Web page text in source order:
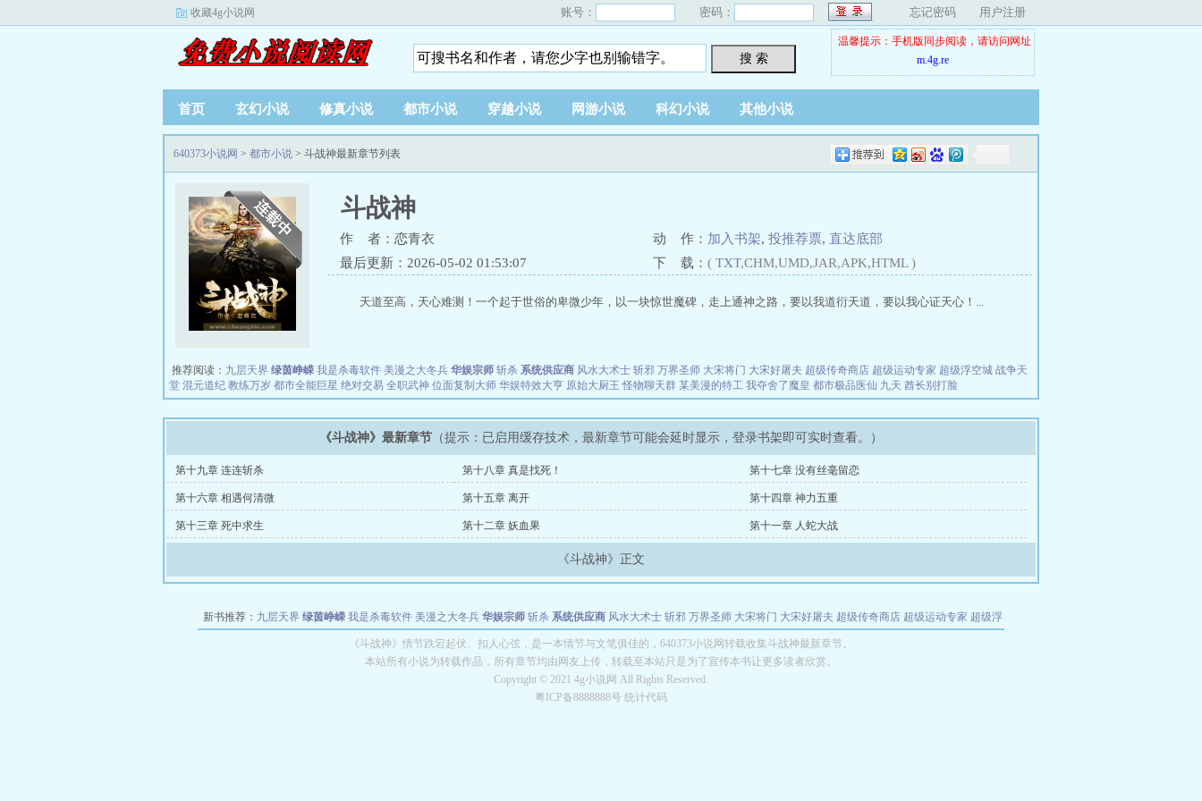
收藏4g小说网 账号： 密码： 忘记密码 用户注册
搜 索
温馨提示：手机版同步阅读，请访问网址
m.4g.re
首页 玄幻小说 修真小说 都市小说 穿越小说 网游小说 科幻小说 其他小说
640373小说网 > 都市小说 > 斗战神最新章节列表
斗战神
作 者：恋青衣 动 作： 加入书架, 投推荐票, 直达底部
最后更新：2026-05-02 01:53:07
下 载： ( TXT,CHM,UMD,JAR,APK,HTML )
天道至高，天心难测！一个起于世俗的卑微少年，以一块惊世魔碑，走上通神之路，要以我道衍天道，要以我心证天心！...
推荐阅读： 九层天界 绿茵峥嵘 我是杀毒软件 美漫之大冬兵 华娱宗师 斩杀 系统供应商 风水大术士 斩邪 万界圣师 大宋将门 大宋好屠夫 超级传奇商店 超级运动专家 超级浮空城 战争天
堂 混元道纪 教练万岁 都市全能巨星 绝对交易 全职武神 位面复制大师 华娱特效大亨 原始大厨王 怪物聊天群 某美漫的特工 我夺舍了魔皇 都市极品医仙 九天 酋长别打脸
《斗战神》最新章节 （提示：已启用缓存技术，最新章节可能会延时显示，登录书架即可实时查看。）
第十九章 连连斩杀 第十八章 真是找死！ 第十七章 没有丝毫留恋
第十六章 相遇何清微 第十五章 离开 第十四章 神力五重
第十三章 死中求生 第十二章 妖血果 第十一章 人蛇大战
《斗战神》正文
新书推荐： 九层天界 绿茵峥嵘 我是杀毒软件 美漫之大冬兵 华娱宗师 斩杀 系统供应商 风水大术士 斩邪 万界圣师 大宋将门 大宋好屠夫 超级传奇商店 超级运动专家 超级浮
教练万岁 都市全能巨星 绝对交易 全职武神 位面复制大师 华娱特效大亨 原始大厨王 怪物聊天群 某美漫的特工 我夺舍了魔皇
长别打脸
《斗战神》情节跌宕起伏、扣人心弦，是一本情节与文笔俱佳的，640373小说网转载收集斗战神最新章节。
本站所有小说为转载作品，所有章节均由网友上传，转载至本站只是为了宣传本书让更多读者欣赏。
Copyright © 2021 4g小说网 All Rights Reserved.
粤ICP备8888888号 统计代码